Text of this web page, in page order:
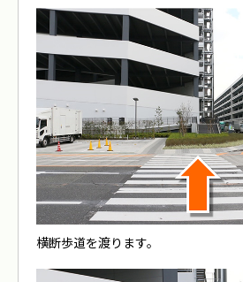
横断歩道を渡ります。